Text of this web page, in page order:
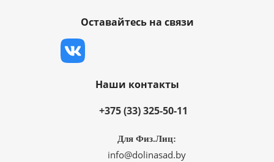
Оставайтесь на связи
Наши контакты
+375 (33) 325-50-11
Для Физ.Лиц:
info@dolinasad.by